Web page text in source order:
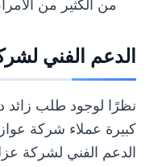
من الكثير من
الدعم الفني
نظرًا لوجود طلب زائد
كبيرة عملاء شركة
الدعم الفني لشركة